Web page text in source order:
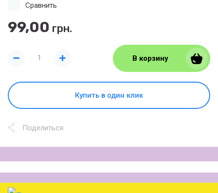
99,00 грн.
Сравнить
В корзину
Купить в один клик
Поделиться: